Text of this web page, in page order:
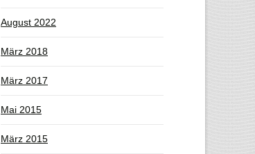
August 2022
März 2018
März 2017
Mai 2015
März 2015